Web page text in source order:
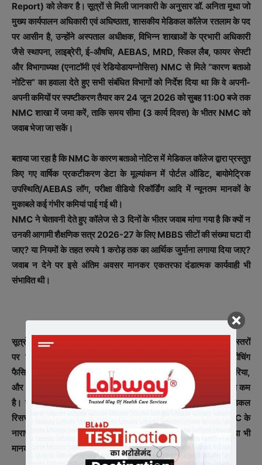
Report) को लेकर है। सूत्रों से मिली जानकारी के अनुसार डॉ. अनिता मूथा जो
मुख्य कार्यपालन अधिकारी एवं अधिष्ठाता, शासकीय मेडिकल कॉलेज रतलाम के पद
पर आसीन है, उन्होंने अस्पताल अधीक्षक, विभिन्न शाखाओं के प्रभारी अधिकारी
जैसे स्थापना, लाइब्रेरी, ई-औषधि, AEBAS, MRD, स्किल लैब, फायर सेफ्टी
और विभागाध्यक्ष (एनाटॉमी एवं रेडियोडायग्नोसिस) NMC से मिले “कारण बताओ
नोटिस” का हवाला देते हुए सभी संबंधित विभागों को निर्देश दिया था कि वे अपनी-
अपनी कमियों पर स्पष्टीकरण तैयार कर 24 जून 2026 को सुबह 11:00 बजे तक
NMC शाखा में जमा करें, ताकि समय सीमा (3 कार्य दिवस) के भीतर NMC को
जवाब भेजा जा सकें।
बताया जा रहा है कि NMC के कारण बताओ नोटिस में मेडिकल कॉलेज द्वारा प्रस्तुत
किए गए वार्षिक प्रकटीकरण डेटा के मूल्यांकन में पोर्टल ऑडिट, बायोमेट्रिक
उपस्थिति/AEBAS लॉग, परीक्षा वीडियो रिकॉर्डिंग आदि में न्यूनतम मानकों के
मुकाबले कई गंभीर कमियां पाई गई थी।
NMC ने चेतावनी देते हुए कॉलेज से 3 दिनों के भीतर जवाब मांगा गया है कि क्यों न
उनकी आगामी शैक्षणिक सत्र 2026-27 के लिए MBBS सीटों की संख्या घटा दी
जाए? या नियमों के तहत रुपये 1 करोड़ तक का आर्थिक जुर्माना लगाया दिया जाए?
जवाब न देने पर इसे अंतिम अवसर मानकर एकतरफा दंडात्मक कार्यवाही भी
संभावित थी।
सूत्रों से प्राप्त “कमियों की रिपोर्ट” के अनुसार कॉलेज में कुल मिलाकर कई स्तरों
पर विफलताएं पाई गई हैं। संस्थान/इन्फ्रास्ट्रक्चर, फायर सेफ्टी, टीचिंग
फैसिलिटी, लाइब्रेरी में जर्नल, स्किल लैब एरिया और क्षमता, डिसेक्शन हॉल एरिया,
और हॉस्टल क्षमता में कमी पाई गई है। लेक्चर थियेटर की क्षमता भी मानक से कम
है। यहीं नहीं विभाग-वार सुविधाएं व क्लिनिकल मटेरियल, इंटीग्रेटिव मेडिकल
रिसर्च विभाग और डिजिटल रिकॉर्ड रूम उपलब्ध नहीं होना जैसे विषय भी NMC के
नाराज़गी का कारण है। आम मरीजों से जुड़ी एक्स-रे मशीन/इमेजिंग सुविधा भी
मानकों के अनुरूप नहीं पाई गई है।